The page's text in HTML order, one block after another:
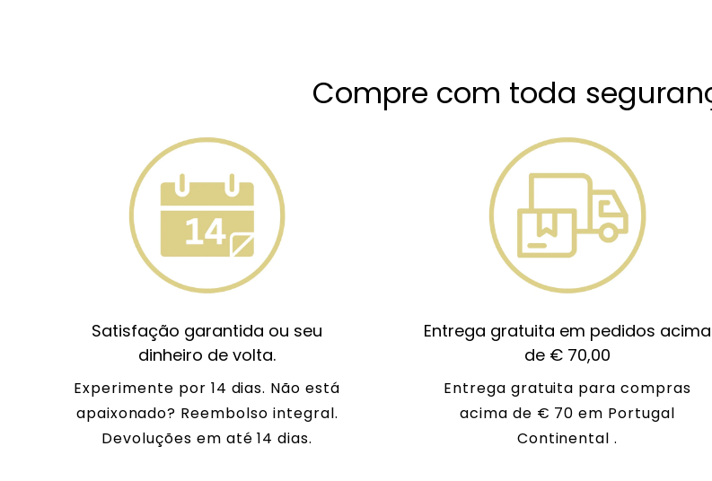
Compre com toda
Satisfação garantida ou seu
dinheiro de volta.
Experimente por 14 dias. Não está
apaixonado? Reembolso integral.
Devoluções em até 14 dias.
Entrega gratuita em pedidos acima
de € 70,00
Entrega gratuita para compras
acima de € 70 em Portugal
Continental .